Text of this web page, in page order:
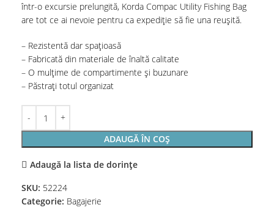
într-o excursie prelungită, Korda Compac Utility Fishing Bag
are tot ce ai nevoie pentru ca expediție să fie una reușită.
– Rezistentă dar spațioasă
– Fabricată din materiale de înaltă calitate
– O mulțime de compartimente și buzunare
– Păstrați totul organizat
ADAUGĂ ÎN COȘ
Adaugă la lista de dorințe
SKU: 52224
Categorie: Bagajerie